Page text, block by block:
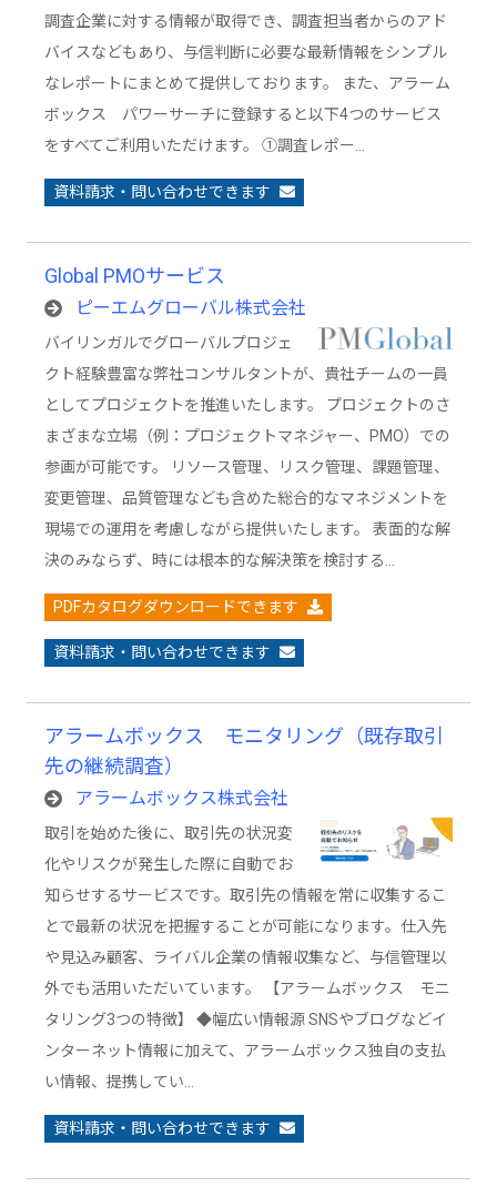
調査企業に対する情報が取得でき、調査担当者からのアド
バイスなどもあり、与信判断に必要な最新情報をシンプル
なレポートにまとめて提供しております。 また、アラーム
ボックス パワーサーチに登録すると以下4つのサービス
をすべてご利用いただけます。 ①調査レポー…
資料請求・問い合わせできます
Global PMOサービス
ピーエムグローバル株式会社
バイリンガルでグローバルプロジェ
クト経験豊富な弊社コンサルタントが、貴社チームの一員
としてプロジェクトを推進いたします。 プロジェクトのさ
まざまな立場（例：プロジェクトマネジャー、PMO）での
参画が可能です。 リソース管理、リスク管理、課題管理、
変更管理、品質管理なども含めた総合的なマネジメントを
現場での運用を考慮しながら提供いたします。 表面的な解
決のみならず、時には根本的な解決策を検討する…
PDFカタログダウンロードできます
資料請求・問い合わせできます
アラームボックス モニタリング（既存取引
先の継続調査）
アラームボックス株式会社
取引を始めた後に、取引先の状況変
化やリスクが発生した際に自動でお
知らせするサービスです。取引先の情報を常に収集するこ
とで最新の状況を把握することが可能になります。仕入先
や見込み顧客、ライバル企業の情報収集など、与信管理以
外でも活用いただいています。 【アラームボックス モニ
タリング3つの特徴】 ◆幅広い情報源 SNSやブログなどイ
ンターネット情報に加えて、アラームボックス独自の支払
い情報、提携してい…
資料請求・問い合わせできます